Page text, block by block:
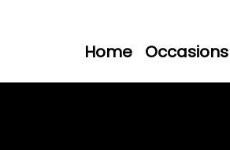
Home Occasions